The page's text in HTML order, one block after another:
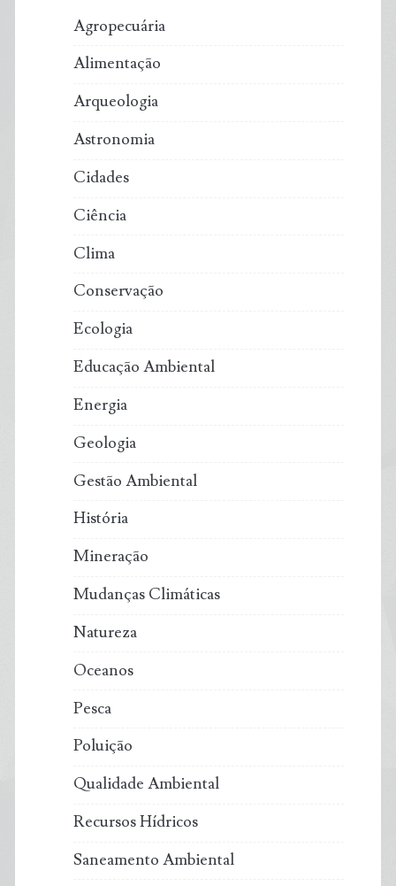
Agropecuária
Alimentação
Arqueologia
Astronomia
Cidades
Ciência
Clima
Conservação
Ecologia
Educação Ambiental
Energia
Geologia
Gestão Ambiental
História
Mineração
Mudanças Climáticas
Natureza
Oceanos
Pesca
Poluição
Qualidade Ambiental
Recursos Hídricos
Saneamento Ambiental